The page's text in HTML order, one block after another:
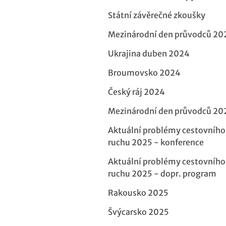
Státní závěrečné zkoušky
Mezinárodní den průvodců
Ukrajina duben 2024
Broumovsko 2024
Český ráj 2024
Mezinárodní den průvodců
Aktuální problémy cestovního
ruchu 2025 - konference
Aktuální problémy cestovního
ruchu 2025 - dopr. program
Rakousko 2025
Švýcarsko 2025